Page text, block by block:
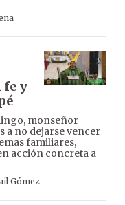
fe y
monseñor
a no dejarse vencer
familiares,
acción concreta a
Gómez